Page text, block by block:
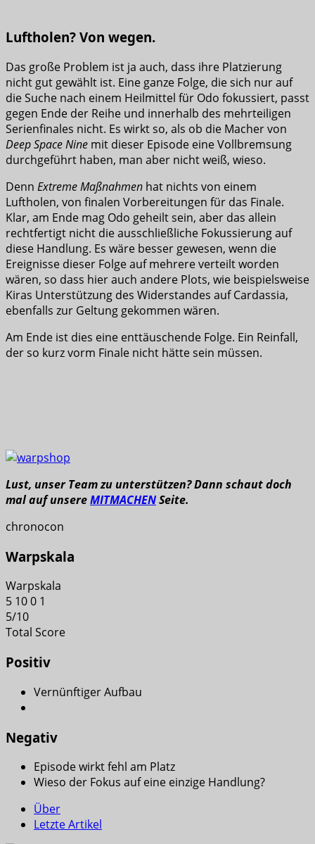
Luftholen? Von wegen.
Das große Problem ist ja auch, dass ihre Platzierung
nicht gut gewählt ist. Eine ganze Folge, die sich nur auf
die Suche nach einem Heilmittel für Odo fokussiert, passt
gegen Ende der Reihe und innerhalb des mehrteiligen
Serienfinales nicht. Es wirkt so, als ob die Macher von
Deep Space Nine mit dieser Episode eine Vollbremsung
durchgeführt haben, man aber nicht weiß, wieso.
Denn Extreme Maßnahmen hat nichts von einem
Luftholen, von finalen Vorbereitungen für das Finale.
Klar, am Ende mag Odo geheilt sein, aber das allein
rechtfertigt nicht die ausschließliche Fokussierung auf
diese Handlung. Es wäre besser gewesen, wenn die
Ereignisse dieser Folge auf mehrere verteilt worden
wären, so dass hier auch andere Plots, wie beispielsweise
Kiras Unterstützung des Widerstandes auf Cardassia,
ebenfalls zur Geltung gekommen wären.
Am Ende ist dies eine enttäuschende Folge. Ein Reinfall,
der so kurz vorm Finale nicht hätte sein müssen.
Lust, unser Team zu unterstützen? Dann schaut doch
mal auf unsereMITMACHENSeite.
chronocon
Warpskala
Warpskala
5 100 1
5/10
Total Score
Positiv
Vernünftiger Aufbau
Negativ
Episode wirkt fehl am Platz
Wieso der Fokus auf eine einzige Handlung?
Über
Letzte Artikel